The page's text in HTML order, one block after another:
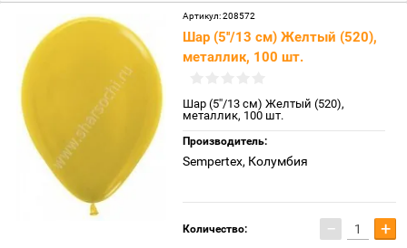
Артикул:208572
Шар (5''/13 см) Желтый (520),
металлик, 100 шт.
Шар (5''/13 см) Желтый (520),
металлик, 100 шт.
Производитель:
Sempertex, Колумбия
Количество: − +